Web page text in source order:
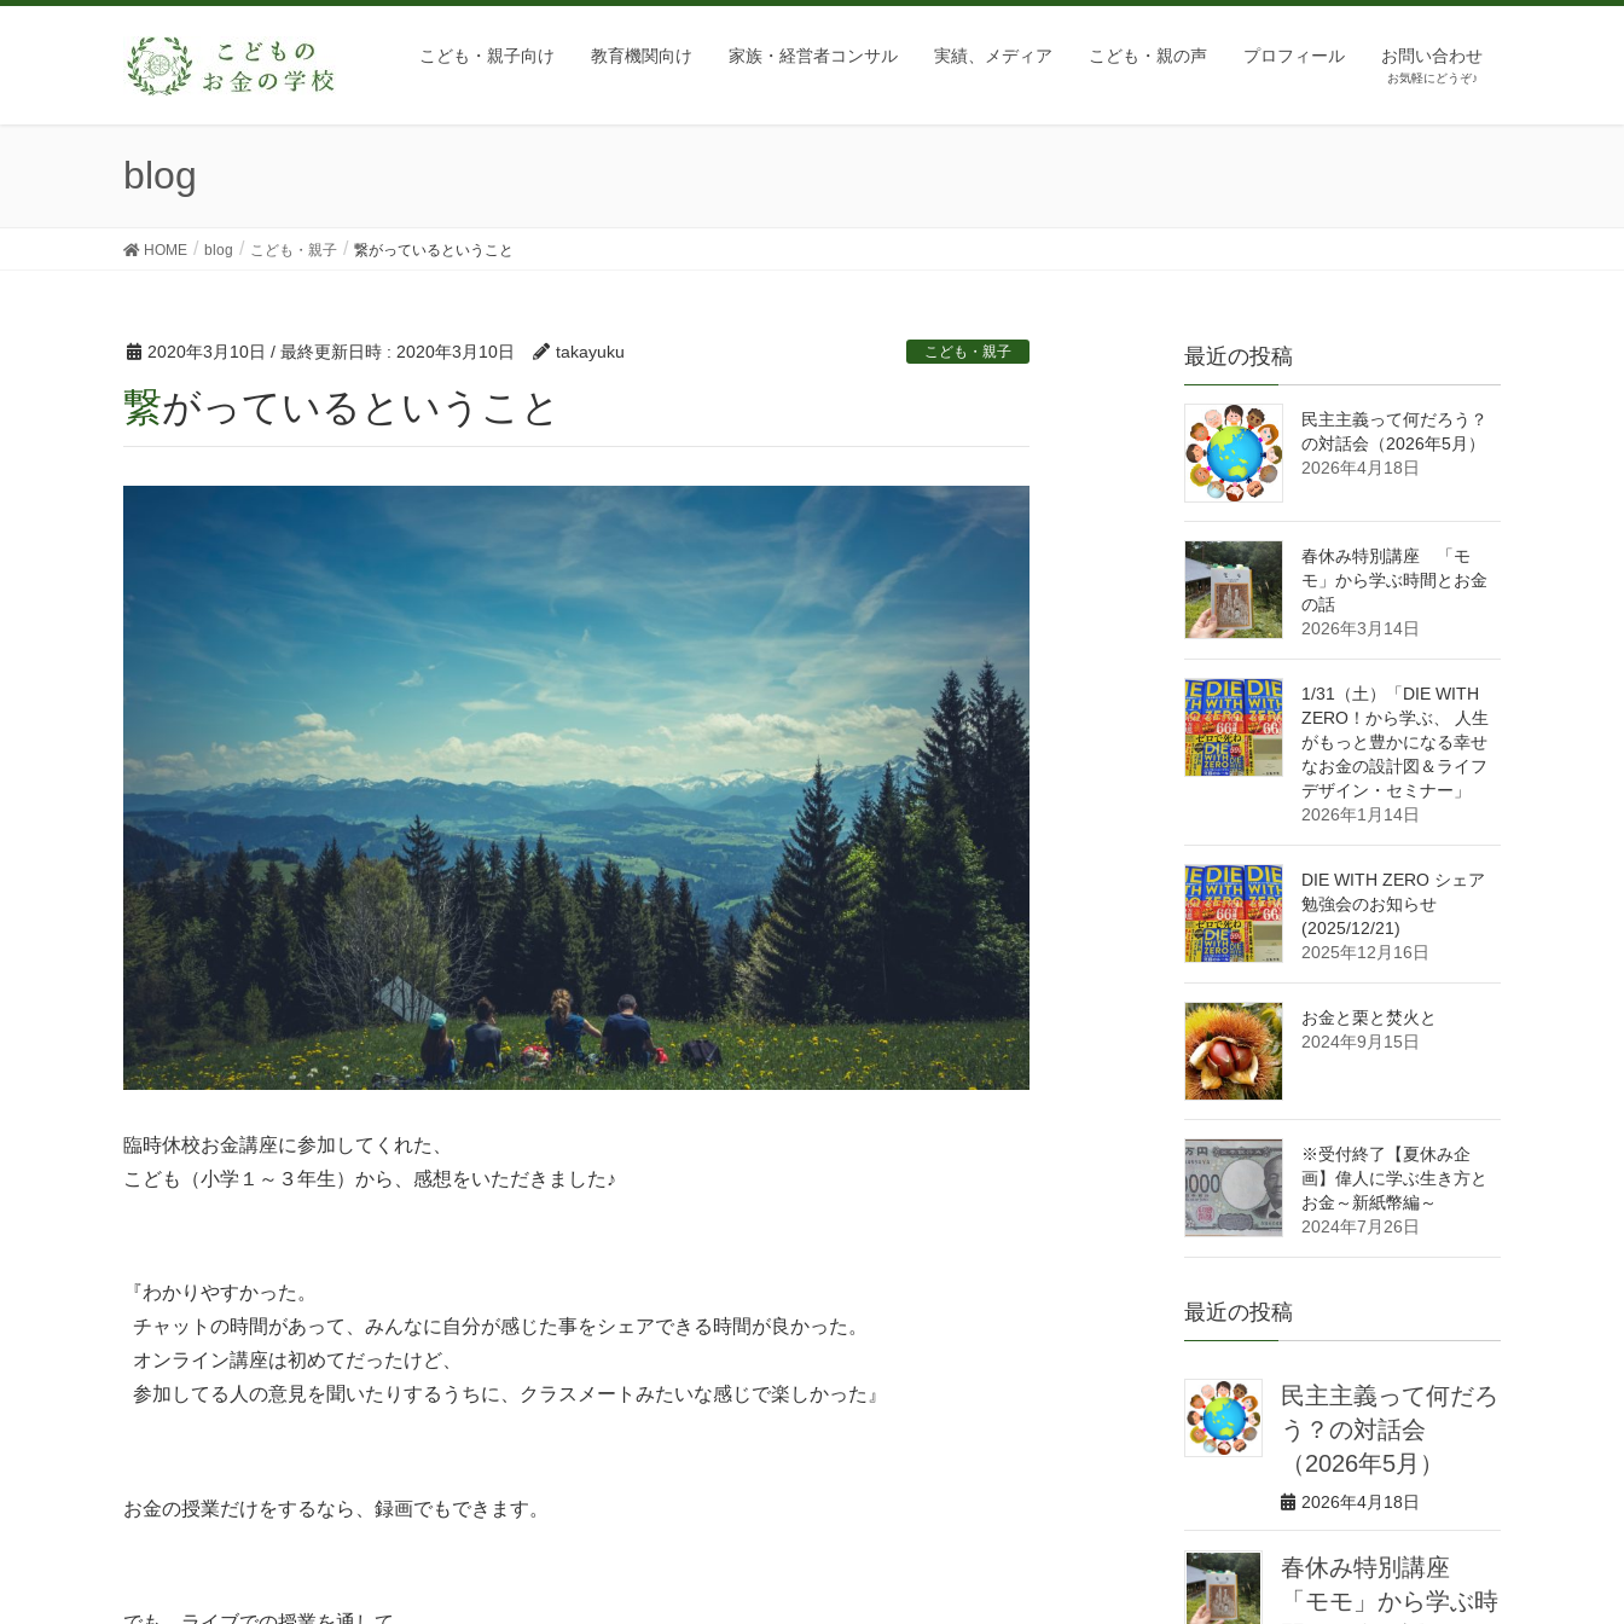
こども・親子向け 教育機関向け 家族・経営者コンサル 実績、メディア こども・親の声 プロフィール お問い合わせ
お気軽にどうぞ♪
blog
HOME blog こども・親子 繋がっているということ
2020年3月10日 / 最終更新日時 : 2020年3月10日 takayuku こども・親子
繋がっているということ
臨時休校お金講座に参加してくれた、
こども（小学１～３年生）から、感想をいただきました♪
『わかりやすかった。
チャットの時間があって、みんなに自分が感じた事をシェアできる時間が良かった。
オンライン講座は初めてだったけど、
参加してる人の意見を聞いたりするうちに、クラスメートみたいな感じで楽しかった』
お金の授業だけをするなら、録画でもできます。
最近の投稿
民主主義って何だろう？
の対話会（2026年5月）
2026年4月18日
春休み特別講座 「モ
モ」から学ぶ時間とお金
の話
2026年3月14日
1/31（土）「DIE WITH
ZERO！から学ぶ、 人生
がもっと豊かになる幸せ
なお金の設計図＆ライフ
デザイン・セミナー」
2026年1月14日
DIE WITH ZERO シェア
勉強会のお知らせ
(2025/12/21)
2025年12月16日
お金と栗と焚火と
2024年9月15日
※受付終了【夏休み企
画】偉人に学ぶ生き方と
お金～新紙幣編～
2024年7月26日
最近の投稿
民主主義って何だろ
う？の対話会
（2026年5月）
2026年4月18日
春休み特別講座
「モモ」から学ぶ時